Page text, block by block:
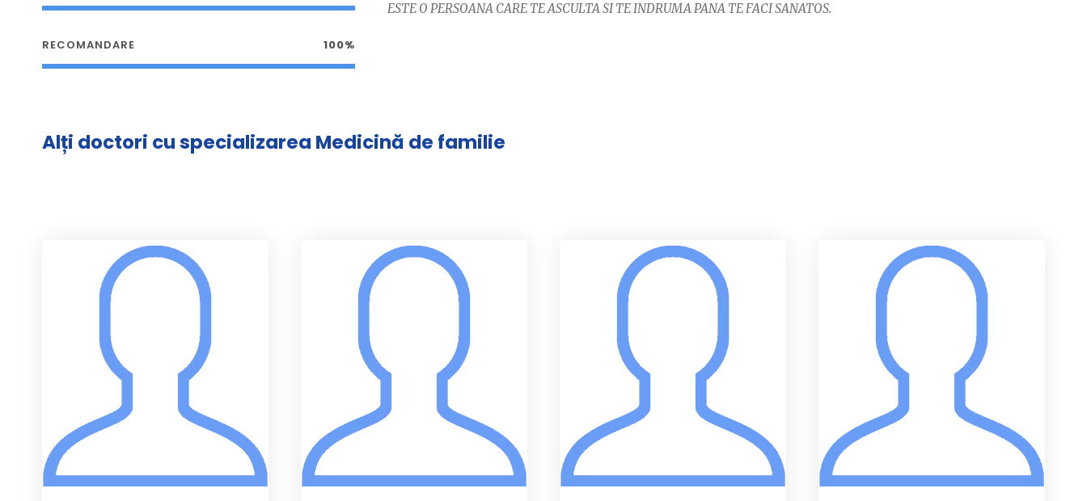
RECOMANDARE 100%
ESTE O PERSOANA CARE TE ASCULTA SI TE INDRUMA PANA TE FACI SANATOS.
Alți doctori cu specializarea Medicină de familie